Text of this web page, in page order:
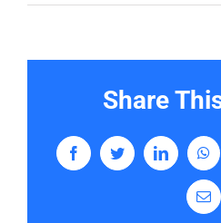
Share
FacebookTwitterLinkedIn